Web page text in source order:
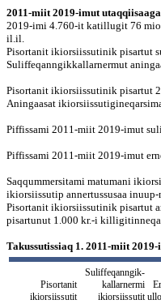
2011-miit 2019-imut
2019-imi 4.760-it katillugit 76
il.il.
Pisortanit ikiorsiissutinik pisartut
Suliffeqanngikkallarnermut
Pisortanit ikiorsiissutinik pisartut
Aningaasat
Piffissami 2011-miit 2019-imut
Piffissami 2011-miit 2019-imut
Saqqummersitami matumani
ikiorsiissutip annertussusaa
Pisortanit ikiorsiissutinik pisartut
pisartunut 1.000 kr.-i
Takussutissiaq 1. 2011-miit
Pisortanit
ikiorsiissutit
Suliffeqanngik-
kallarnermi
ikiorsiissutit